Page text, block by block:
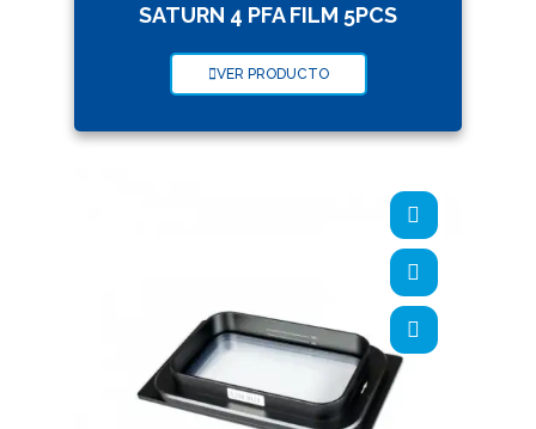
SATURN 4 PFA FILM 5PCS
VER PRODUCTO